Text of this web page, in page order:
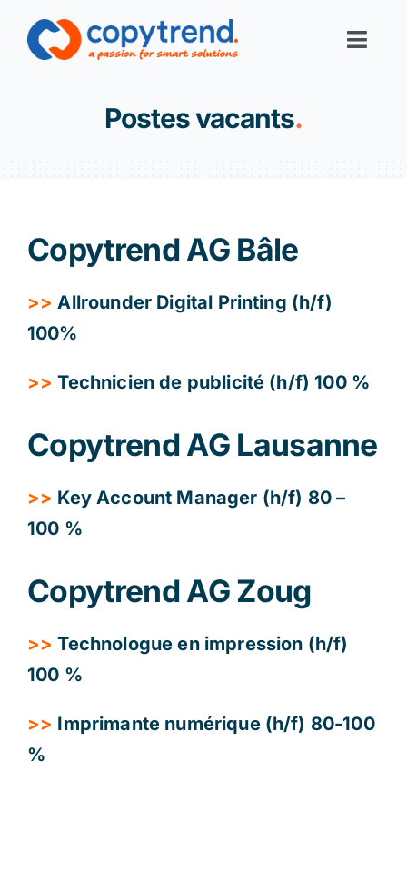
Print-Services
Digital-Services
Filiales
Contact
Blog
Français
Postes vacants.
Copytrend AG Bâle
>> Allrounder Digital Printing (h/f)
100%
>> Technicien de publicité (h/f) 100 %
Copytrend AG Lausanne
>> Key Account Manager (h/f) 80 –
100 %
Copytrend AG Zoug
>> Technologue en impression (h/f)
100 %
>> Imprimante numérique (h/f) 80-100
%